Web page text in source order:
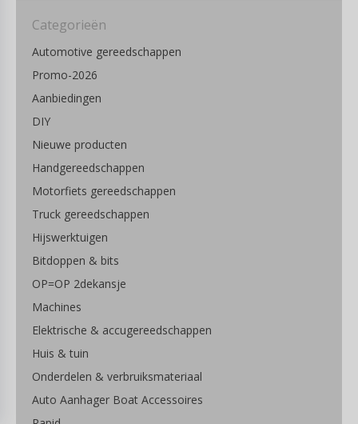
Categorieën
Automotive gereedschappen
Promo-2026
Aanbiedingen
DIY
Nieuwe producten
Handgereedschappen
Motorfiets gereedschappen
Truck gereedschappen
Hijswerktuigen
Bitdoppen & bits
OP=OP 2dekansje
Machines
Elektrische & accugereedschappen
Huis & tuin
Onderdelen & verbruiksmateriaal
Auto Aanhager Boat Accessoires